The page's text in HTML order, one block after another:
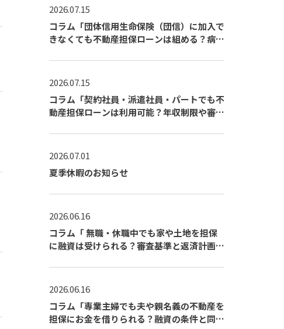
2026.07.15
コラム「団体信用生命保険（団信）に加入で
きなくても不動産担保ローンは組める？病気
2026.07.15
コラム「契約社員・派遣社員・パートでも不
動産担保ローンは利用可能？年収制限や審査
2026.07.01
夏季休暇のお知らせ
2026.06.16
コラム「 無職・休職中でも家や土地を担保
に融資は受けられる？審査基準と返済計画の
2026.06.16
コラム「専業主婦でも夫や親名義の不動産を
担保にお金を借りられる？融資の条件と同意